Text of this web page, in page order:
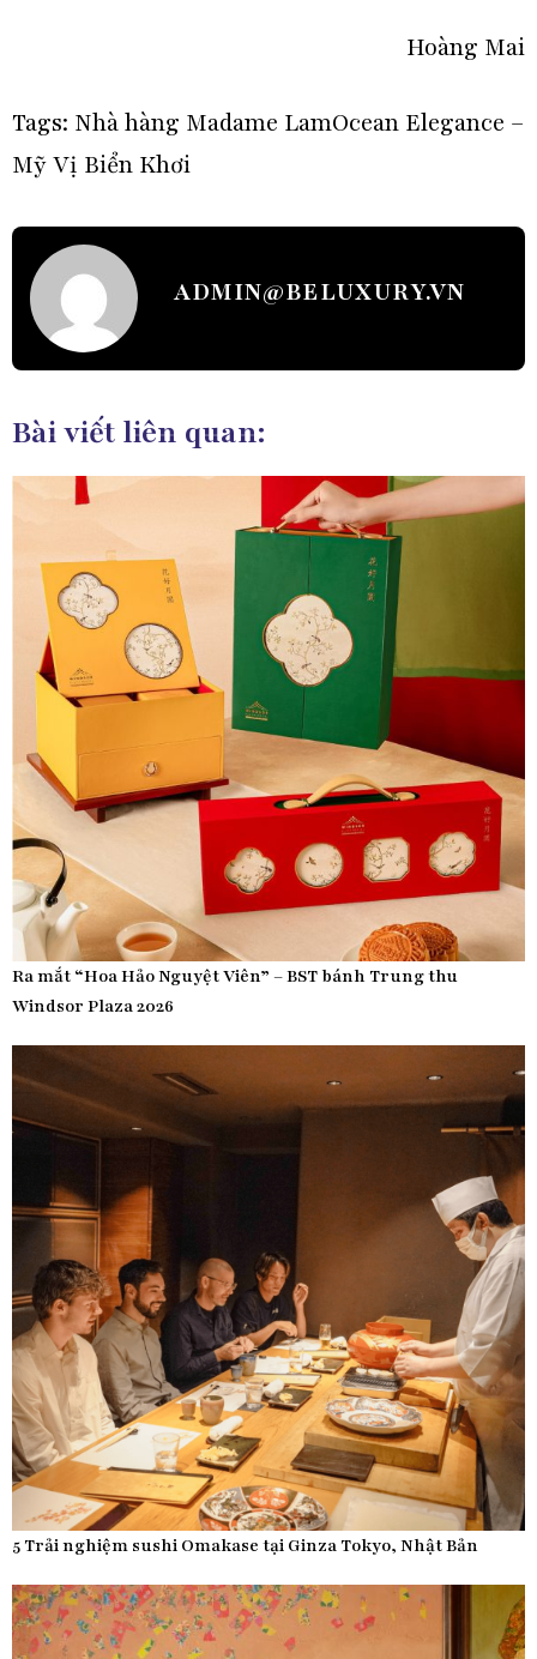
Hoàng Mai
Tags: Nhà hàng Madame LamOcean Elegance –
Mỹ Vị Biển Khơi
ADMIN@BELUXURY.VN
Bài viết liên quan:
Ra mắt “Hoa Hảo Nguyệt Viên” – BST bánh Trung thu
Windsor Plaza 2026
5 Trải nghiệm sushi Omakase tại Ginza Tokyo, Nhật Bản